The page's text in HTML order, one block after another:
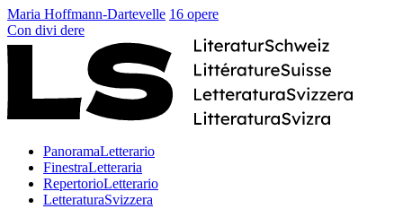
Maria Hoffmann-Dartevelle 16 opere
Con divi dere
PanoramaLetterario
FinestraLetteraria
RepertorioLetterario
LetteraturaSvizzera